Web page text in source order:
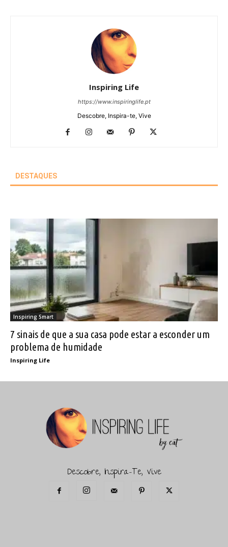
Inspiring Life
https://www.inspiringlife.pt
Descobre, Inspira-te, Vive
DESTAQUES
Inspiring Smart
7 sinais de que a sua casa pode estar a esconder um
problema de humidade
Inspiring Life
Descobre, Inspira-Te, Vive